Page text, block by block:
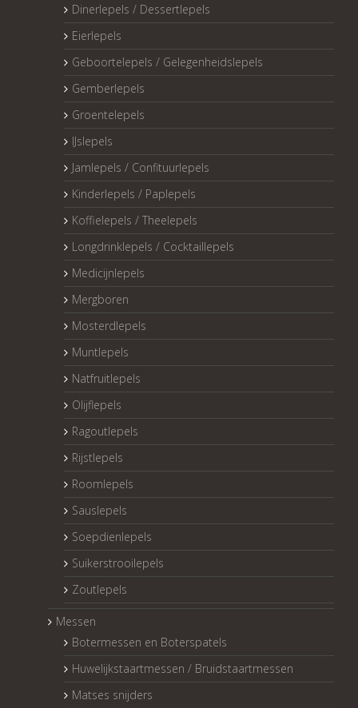
Dinerlepels / Dessertlepels
Eierlepels
Geboortelepels / Gelegenheidslepels
Gemberlepels
Groentelepels
IJslepels
Jamlepels / Confituurlepels
Kinderlepels / Paplepels
Koffielepels / Theelepels
Longdrinklepels / Cocktaillepels
Medicijnlepels
Mergboren
Mosterdlepels
Muntlepels
Natfruitlepels
Olijflepels
Ragoutlepels
Rijstlepels
Roomlepels
Sauslepels
Soepdienlepels
Suikerstrooilepels
Zoutlepels
Messen
Botermessen en Boterspatels
Huwelijkstaartmessen / Bruidstaartmessen
Matses snijders